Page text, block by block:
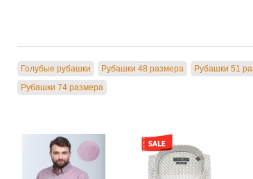
Голубые рубашки Рубашки 48 размера Рубашки 51
Рубашки 74 размера